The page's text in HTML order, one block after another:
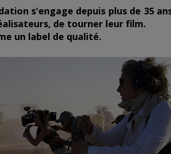
s'engage depuis plus de 35
de tourner leur film.
un label de qualité.